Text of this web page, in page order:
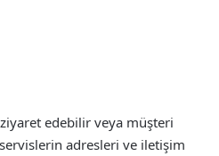
edebilir veya müşteri
adresleri ve iletişim